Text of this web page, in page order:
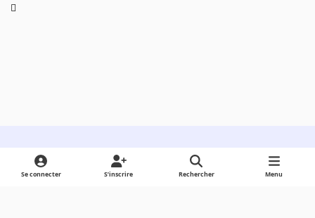
Light ModeDark ModeSystem Preference
Se connecter S’inscrire Rechercher Menu